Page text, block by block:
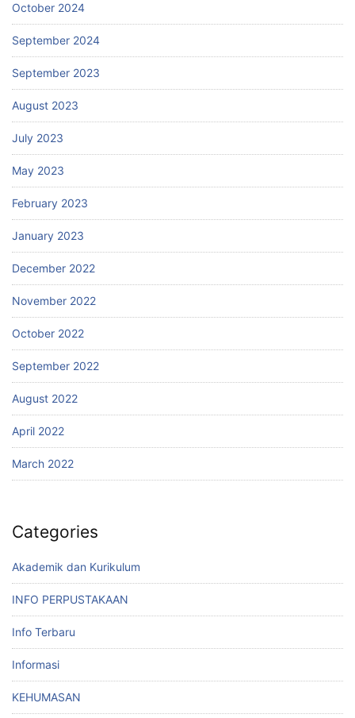
October 2024
September 2024
September 2023
August 2023
July 2023
May 2023
February 2023
January 2023
December 2022
November 2022
October 2022
September 2022
August 2022
April 2022
March 2022
Categories
Akademik dan Kurikulum
INFO PERPUSTAKAAN
Info Terbaru
Informasi
KEHUMASAN